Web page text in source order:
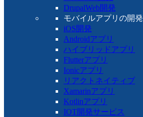
DrupalWeb開発
モバイルアプリの開発
iOS開発
Androidアプリ
ハイブリッドアプリ
Flutterアプリ
Ionicアプリ
リアクトネイティブ
Xamarinアプリ
Kotlinアプリ
IOT開発サービス